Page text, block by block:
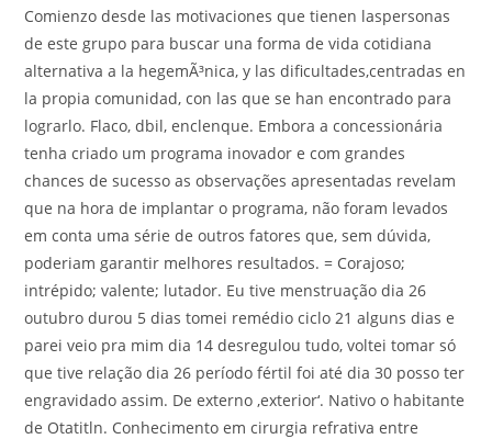
Comienzo desde las motivaciones que tienen laspersonas
de este grupo para buscar una forma de vida cotidiana
alternativa a la hegemÃ³nica, y las dificultades,centradas en
la propia comunidad, con las que se han encontrado para
lograrlo. Flaco, dbil, enclenque. Embora a concessionária
tenha criado um programa inovador e com grandes
chances de sucesso as observações apresentadas revelam
que na hora de implantar o programa, não foram levados
em conta uma série de outros fatores que, sem dúvida,
poderiam garantir melhores resultados. = Corajoso;
intrépido; valente; lutador. Eu tive menstruação dia 26
outubro durou 5 dias tomei remédio ciclo 21 alguns dias e
parei veio pra mim dia 14 desregulou tudo, voltei tomar só
que tive relação dia 26 período fértil foi até dia 30 posso ter
engravidado assim. De externo ‚exterior‘. Nativo o habitante
de Otatitln. Conhecimento em cirurgia refrativa entre